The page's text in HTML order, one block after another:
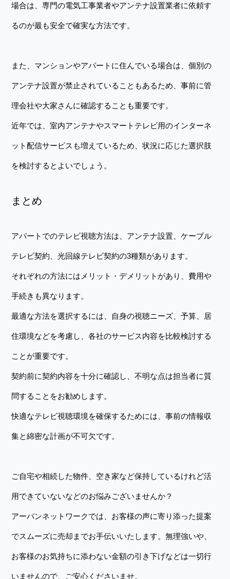
場合は、専門の電気工事業者やアンテナ設置業者に依頼す
るのが最も安全で確実な方法です。
また、マンションやアパートに住んでいる場合は、個別の
アンテナ設置が禁止されていることもあるため、事前に管
理会社や大家さんに確認することも重要です。
近年では、室内アンテナやスマートテレビ用のインターネ
ット配信サービスも増えているため、状況に応じた選択肢
を検討するとよいでしょう。
まとめ
アパートでのテレビ視聴方法は、アンテナ設置、ケーブル
テレビ契約、光回線テレビ契約の3種類があります。
それぞれの方法にはメリット・デメリットがあり、費用や
手続きも異なります。
最適な方法を選択するには、自身の視聴ニーズ、予算、居
住環境などを考慮し、各社のサービス内容を比較検討する
ことが重要です。
契約前に契約内容を十分に確認し、不明な点は担当者に質
問することをお勧めします。
快適なテレビ視聴環境を確保するためには、事前の情報収
集と綿密な計画が不可欠です。
ご自宅や相続した物件、空き家など保持しているけれど活
用できていないなどのお悩みございませんか？
アーバンネットワークでは、お客様の声に寄り添った提案
でスムーズに売却までお手伝いいたします。無理強いや、
お客様のお気持ちに添わない金額の引き下げなどは一切行
いませんので、ご安心くださいませ。